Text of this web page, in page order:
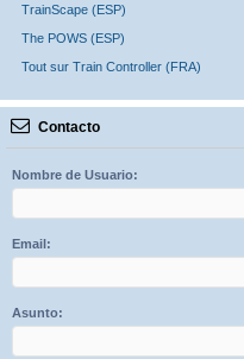
TrainScape (ESP)
The POWS (ESP)
Tout sur Train Controller (FRA)
Contacto
Nombre de Usuario:
Email:
Asunto: